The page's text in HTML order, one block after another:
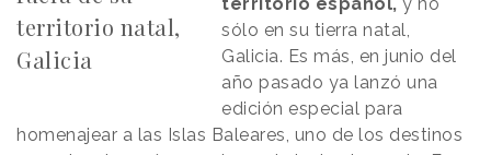
territorio natal,
Galicia
sólo en su tierra natal,
Galicia. Es más, en junio del
año pasado ya lanzó una
edición especial para
homenajear a las Islas Baleares, uno de los destinos